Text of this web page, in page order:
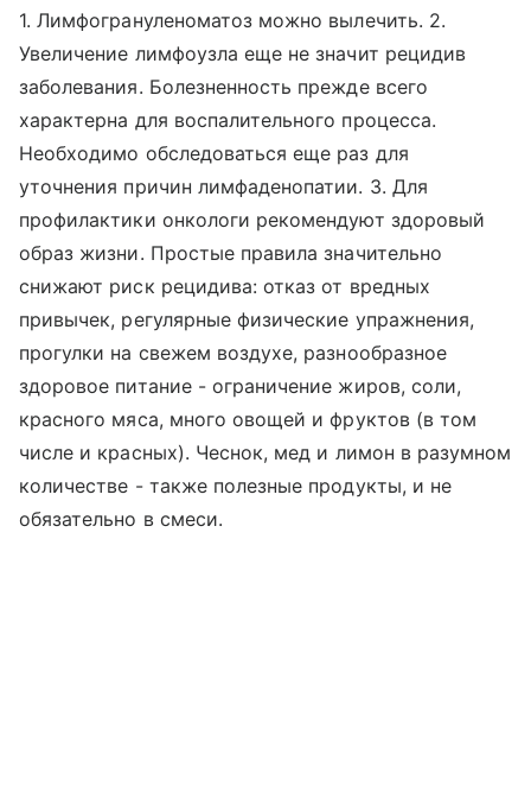
1. Лимфогрануленоматоз можно вылечить. 2.
Увеличение лимфоузла еще не значит рецидив
заболевания. Болезненность прежде всего
характерна для воспалительного процесса.
Необходимо обследоваться еще раз для
уточнения причин лимфаденопатии. 3. Для
профилактики онкологи рекомендуют здоровый
образ жизни. Простые правила значительно
снижают риск рецидива: отказ от вредных
привычек, регулярные физические упражнения,
прогулки на свежем воздухе, разнообразное
здоровое питание - ограничение жиров, соли,
красного мяса, много овощей и фруктов (в том
числе и красных). Чеснок, мед и лимон в разумном
количестве - также полезные продукты, и не
обязательно в смеси.